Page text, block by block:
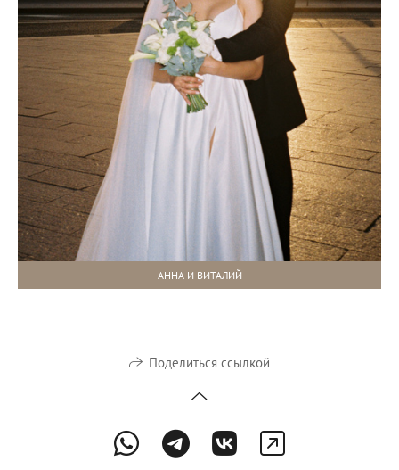
АННА И ВИТАЛИЙ
Поделиться ссылкой